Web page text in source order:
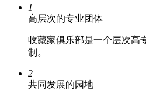
1
高层次的专业团体
收藏家俱乐部是一个层次高
制。
2
共同发展的园地